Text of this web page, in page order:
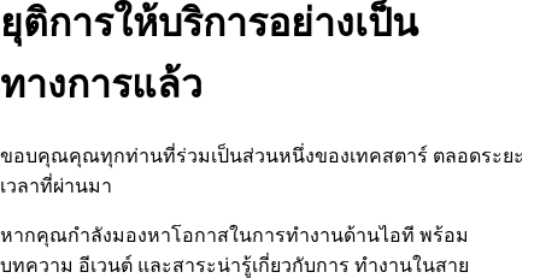
ยุติการให้บริการอย่างเป็น
ทางการแล้ว
ขอบคุณคุณทุกท่านที่ร่วมเป็นส่วนหนึ่งของเทคสตาร์ ตลอดระยะ
เวลาที่ผ่านมา
หากคุณกำลังมองหาโอกาสในการทำงานด้านไอที พร้อม
บทความ อีเวนต์ และสาระน่ารู้เกี่ยวกับการ ทำงานในสาย